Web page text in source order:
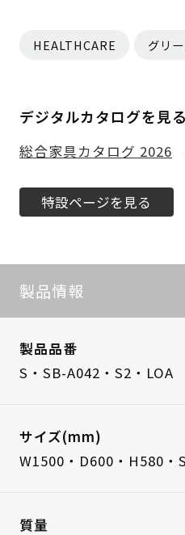
HEALTHCARE グリ
デジタルカタログを見る
総合家具カタログ 2026
特設ページを見る
製品情報
製品品番
S・SB-A042・S2・LOA
サイズ(mm)
W1500・D600・H580・
質量